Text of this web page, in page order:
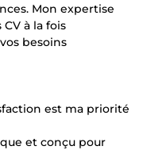
Mon expertise
à la fois
besoins
est ma priorité
et conçu pour